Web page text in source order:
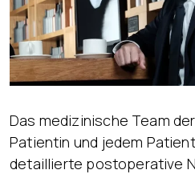
Das medizinische Team
Patientin und jedem
detaillierte postoperative